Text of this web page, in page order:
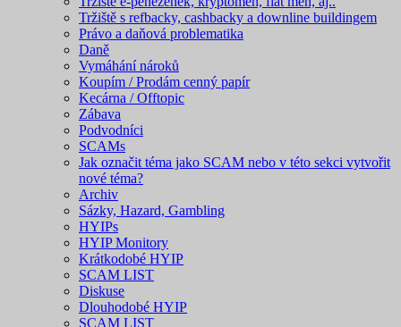
Tržiště s refbacky, cashbacky a downline buildingem
Právo a daňová problematika
Daně
Vymáhání nároků
Koupím / Prodám cenný papír
Kecárna / Offtopic
Zábava
Podvodníci
SCAMs
Jak označit téma jako SCAM nebo v této sekci vytvořit
nové téma?
Archiv
Sázky, Hazard, Gambling
HYIPs
HYIP Monitory
Krátkodobé HYIP
SCAM LIST
Diskuse
Dlouhodobé HYIP
SCAM LIST